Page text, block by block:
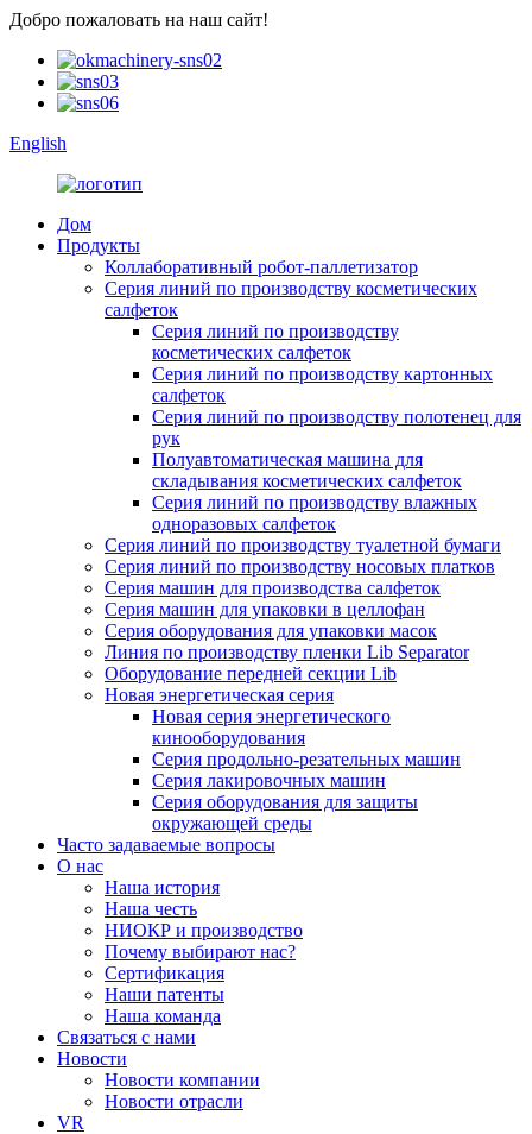
Добро пожаловать на наш сайт!
English
Дом
Продукты
Коллаборативный робот-паллетизатор
Серия линий по производству косметических
салфеток
Серия линий по производству
косметических салфеток
Серия линий по производству картонных
салфеток
Серия линий по производству полотенец для
рук
Полуавтоматическая машина для
складывания косметических салфеток
Серия линий по производству влажных
одноразовых салфеток
Серия линий по производству туалетной бумаги
Серия линий по производству носовых платков
Серия машин для производства салфеток
Серия машин для упаковки в целлофан
Серия оборудования для упаковки масок
Линия по производству пленки Lib Separator
Оборудование передней секции Lib
Новая энергетическая серия
Новая серия энергетического
кинооборудования
Серия продольно-резательных машин
Серия лакировочных машин
Серия оборудования для защиты
окружающей среды
Часто задаваемые вопросы
О нас
Наша история
Наша честь
НИОКР и производство
Почему выбирают нас?
Сертификация
Наши патенты
Наша команда
Связаться с нами
Новости
Новости компании
Новости отрасли
VR